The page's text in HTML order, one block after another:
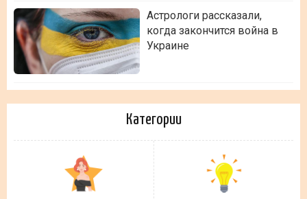
Астрологи рассказали,
когда закончится война в
Украине
Категории